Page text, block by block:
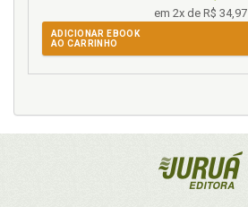
em 2x de R$ 34,97
ADICIONAR EBOOK
AO CARRINHO